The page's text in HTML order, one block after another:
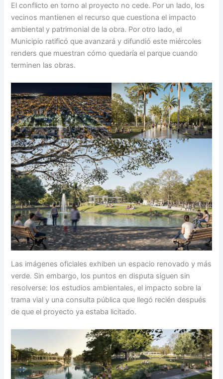
El conflicto en torno al proyecto no cede. Por un lado, los
vecinos mantienen el recurso que cuestiona el impacto
ambiental y patrimonial de la obra. Por otro lado, el
Municipio ratificó que avanzará y difundió este miércoles
renders que muestran cómo quedaría el parque cuando
terminen las obras.
Las imágenes oficiales exhiben un espacio renovado y más
verde. Sin embargo, los puntos en disputa siguen sin
resolverse: los estudios ambientales, el impacto sobre la
trama vial y una consulta pública que llegó recién después
de que el proyecto ya estaba licitado.